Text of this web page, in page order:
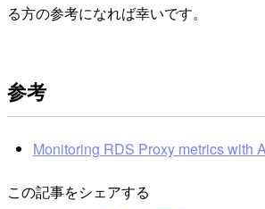
る方の参考になれば幸いです。
参考
Monitoring RDS Proxy metrics with
この記事をシェアする